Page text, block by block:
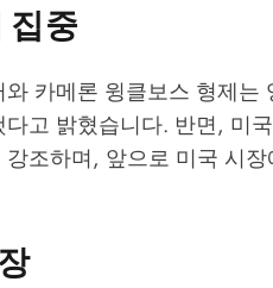
집중
카메론 윙클보스 형제는
고 밝혔습니다. 반면, 미
조하며, 앞으로 미국 시